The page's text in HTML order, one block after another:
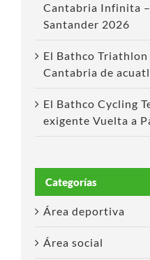
Cantabria Infinita
Santander 2026
El Bathco Triathlon
Cantabria de
El Bathco Cycling
exigente Vuelta a
Categorías
Área deportiva
Área social